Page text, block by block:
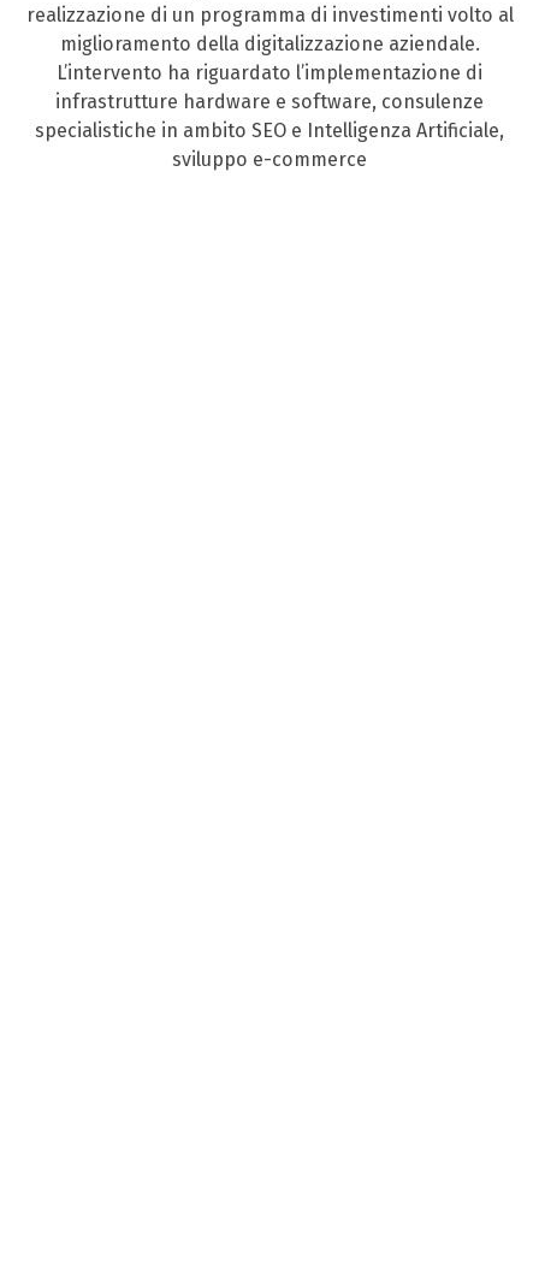
realizzazione di un programma di investimenti volto al
miglioramento della digitalizzazione aziendale.
L’intervento ha riguardato l’implementazione di
infrastrutture hardware e software, consulenze
specialistiche in ambito SEO e Intelligenza Artificiale,
sviluppo e-commerce